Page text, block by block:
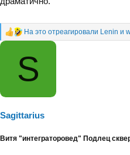
Р
На это отреагировали Lenin и
S
Sagittarius
Витя "интеграторовед" Подлец